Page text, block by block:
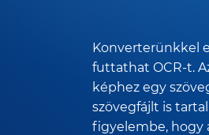
Konverterünkkel
futtathat OCR-t.
képhez egy
szövegfájlt is
figyelembe, hogy